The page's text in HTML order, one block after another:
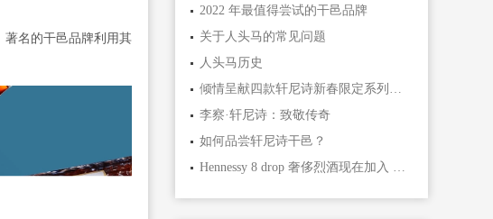
著名的干邑品牌利用其
2022 年最值得尝试的干邑品牌
关于人头马的常见问题
人头马历史
倾情呈献四款轩尼诗新春限定系列鸡尾酒
李察·轩尼诗：致敬传奇
如何品尝轩尼诗干邑？